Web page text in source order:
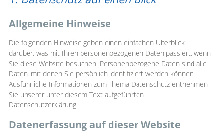
Allgemeine Hinweise
Die folgenden Hinweise geben einen einfachen Überblick
darüber, was mit Ihren personenbezogenen Daten passiert, wenn
Sie diese Website besuchen. Personenbezogene Daten sind alle
Daten, mit denen Sie persönlich identifiziert werden können.
Ausführliche Informationen zum Thema Datenschutz entnehmen
Sie unserer unter diesem Text aufgeführten
Datenschutzerklärung.
Datenerfassung auf dieser Website